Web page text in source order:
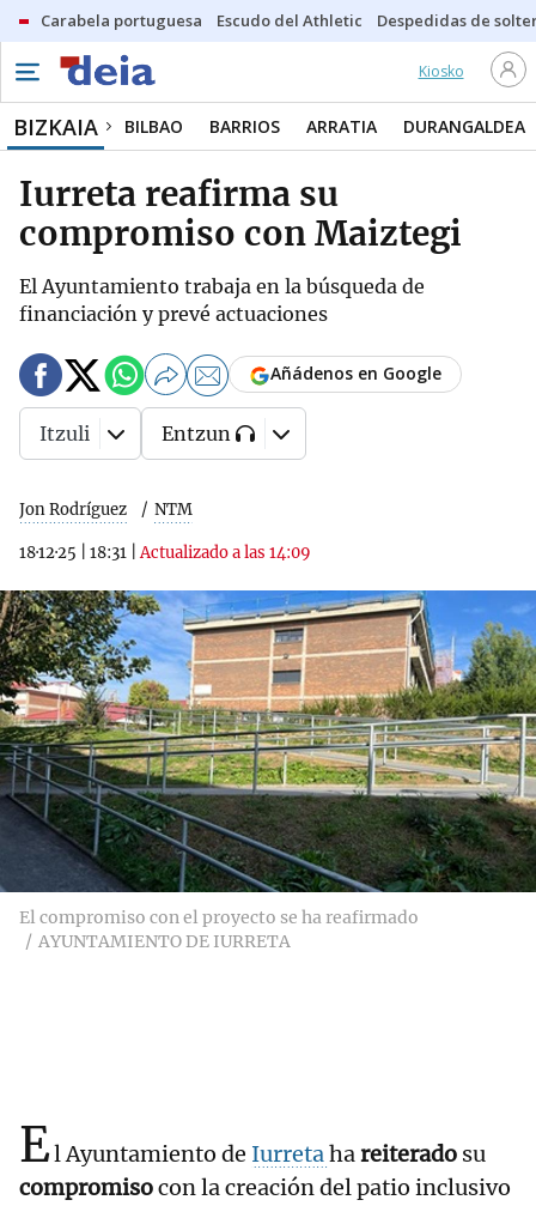
Carabela portuguesa Escudo del Athletic Despedidas de
Kiosko
BIZKAIA BILBAO BARRIOS ARRATIA DURANGALDEA
Iurreta reafirma su
compromiso con Maiztegi
El Ayuntamiento trabaja en la búsqueda de
financiación y prevé actuaciones
Jon Rodríguez NTM
18·12·25 18:31 |Actualizado a las 14:09
Añádenos en Google
Itzuli Entzun
El compromiso con el proyecto se ha reafirmado
AYUNTAMIENTO DE IURRETA
El Ayuntamiento de Iurretahareiterado su
compromisocon la creación del patio inclusivo